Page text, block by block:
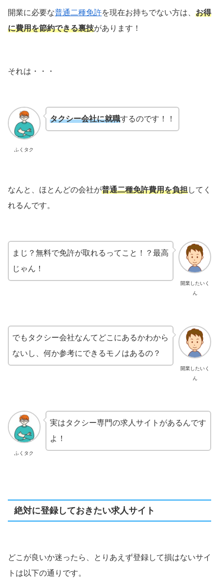
開業に必要な普通二種免許を現在お持ちでない方は、 お得
に費用を節約できる裏技があります！
それは・・・
ふくタク
タクシー会社に就職するのです！！
なんと、ほとんどの会社が普通二種免許費用を負担してく
れるんです。
開業したいく
ん
まじ？無料で免許が取れるってこと！？最高
じゃん！
開業したいく
ん
でもタクシー会社なんてどこにあるかわから
ないし、何か参考にできるモノはあるの？
ふくタク
実はタクシー専門の求人サイトがあるんです
よ！
絶対に登録しておきたい求人サイト
どこが良いか迷ったら、とりあえず登録して損はないサイ
トは以下の通りです。